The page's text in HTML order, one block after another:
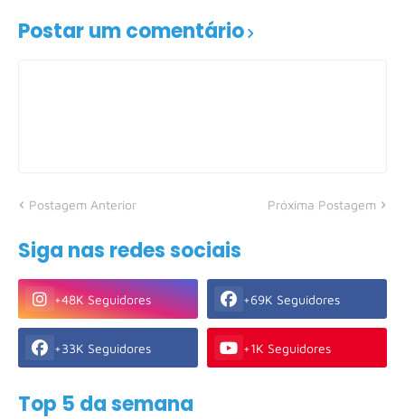
Postar um comentário
Postagem Anterior Próxima Postagem
Siga nas redes sociais
+48K Seguidores +69K Seguidores
+33K Seguidores +1K Seguidores
Top 5 da semana